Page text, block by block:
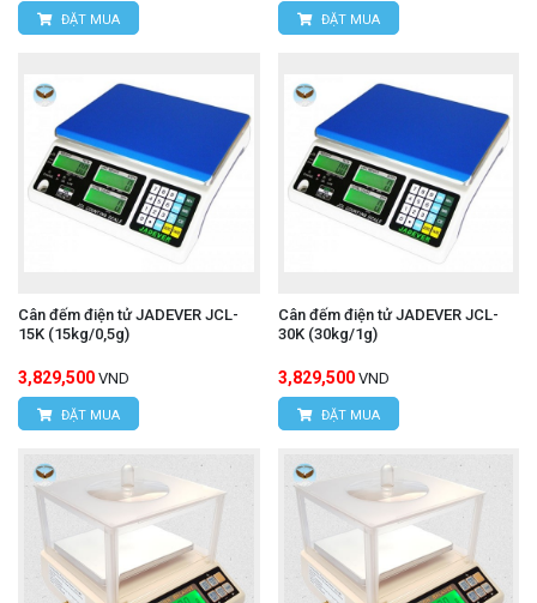
ĐẶT MUA ĐẶT MUA
Cân đếm điện tử JADEVER JCL-
15K (15kg/0,5g)
3,829,500 VND
ĐẶT MUA
Cân đếm điện tử JADEVER JCL-
30K (30kg/1g)
3,829,500 VND
ĐẶT MUA